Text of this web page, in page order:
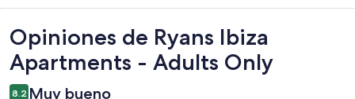
Opiniones
Opiniones de Ryans Ibiza
Apartments - Adults Only
8.2 Muy bueno